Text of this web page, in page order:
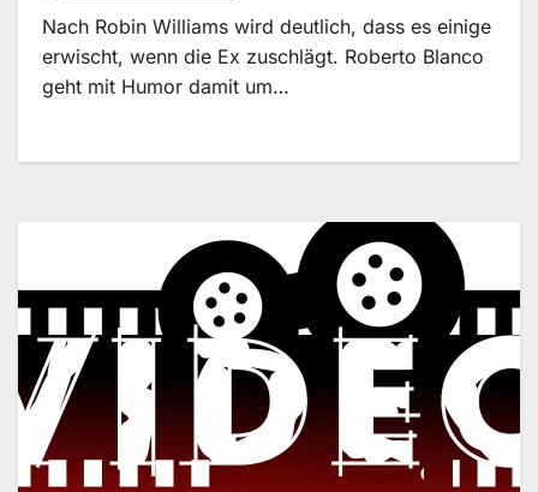
Nach Robin Williams wird deutlich, dass es einige
erwischt, wenn die Ex zuschlägt. Roberto Blanco
geht mit Humor damit um…